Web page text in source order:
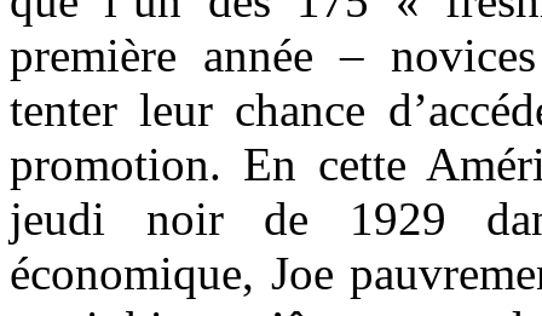
première année –
tenter leur chance
promotion. En cette
jeudi noir de 1929
économique, Joe